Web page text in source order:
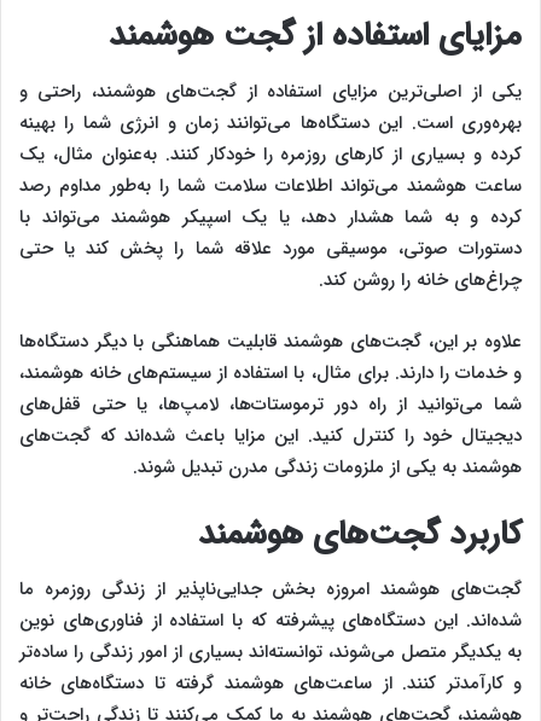
مزایای استفاده از گجت هوشمند
یکی از اصلی‌ترین مزایای استفاده از گجت‌های هوشمند، راحتی و
بهره‌وری است. این دستگاه‌ها می‌توانند زمان و انرژی شما را بهینه
کرده و بسیاری از کارهای روزمره را خودکار کنند. به‌عنوان مثال، یک
ساعت هوشمند می‌تواند اطلاعات سلامت شما را به‌طور مداوم رصد
کرده و به شما هشدار دهد، یا یک اسپیکر هوشمند می‌تواند با
دستورات صوتی، موسیقی مورد علاقه شما را پخش کند یا حتی
چراغ‌های خانه را روشن کند.
علاوه بر این، گجت‌های هوشمند قابلیت هماهنگی با دیگر دستگاه‌ها
و خدمات را دارند. برای مثال، با استفاده از سیستم‌های خانه هوشمند،
شما می‌توانید از راه دور ترموستات‌ها، لامپ‌ها، یا حتی قفل‌های
دیجیتال خود را کنترل کنید. این مزایا باعث شده‌اند که گجت‌های
هوشمند به یکی از ملزومات زندگی مدرن تبدیل شوند.
کاربرد گجت‌های هوشمند
گجت‌های هوشمند امروزه بخش جدایی‌ناپذیر از زندگی روزمره ما
شده‌اند. این دستگاه‌های پیشرفته که با استفاده از فناوری‌های نوین
به یکدیگر متصل می‌شوند، توانسته‌اند بسیاری از امور زندگی را ساده‌تر
و کارآمدتر کنند. از ساعت‌های هوشمند گرفته تا دستگاه‌های خانه